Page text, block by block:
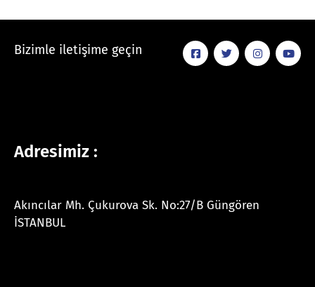
Bizimle iletişime geçin
Adresimiz :
Akıncılar Mh. Çukurova Sk. No:27/B Güngören
İSTANBUL